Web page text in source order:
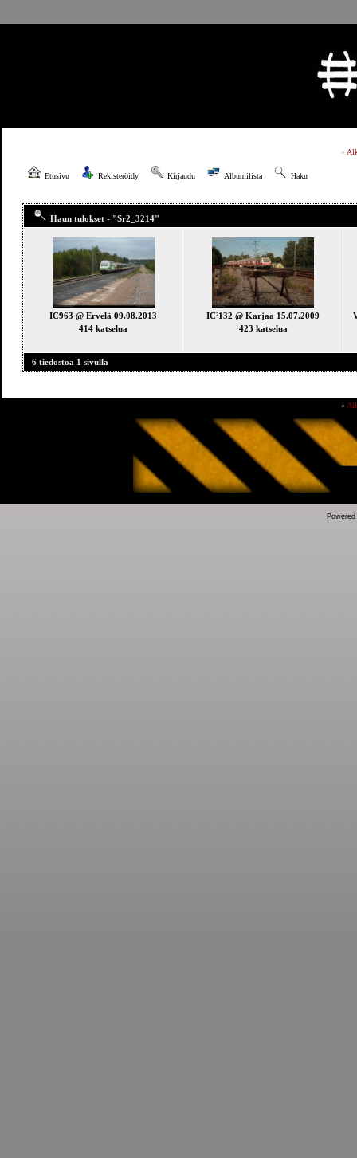
»
Etusivu Rekisteröidy Kirjaudu Albumilista Haku
Haun tulokset - "Sr2_3214"
IC963 @ Ervelä 09.08.2013
414 katselua
IC²132 @ Karjaa 15.07.2009
423 katselua
6 tiedostoa 1 sivulla
»